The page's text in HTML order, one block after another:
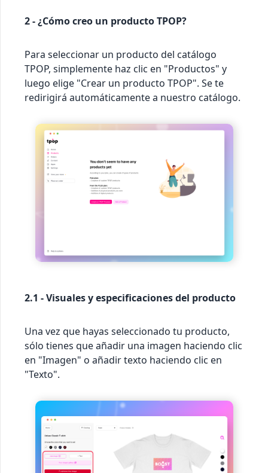
2 - ¿Cómo creo un producto TPOP?
Para seleccionar un producto del catálogo
TPOP, simplemente haz clic en "Productos" y
luego elige "Crear un producto TPOP". Se te
redirigirá automáticamente a nuestro catálogo.
2.1 - Visuales y especificaciones del producto
Una vez que hayas seleccionado tu producto,
sólo tienes que añadir una imagen haciendo clic
en "Imagen" o añadir texto haciendo clic en
"Texto".